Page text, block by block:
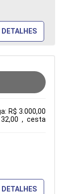
DETALHES
R$ 3.000,00
, cesta
fone, e-mail
Tipo de
Área de
Período:
DETALHES